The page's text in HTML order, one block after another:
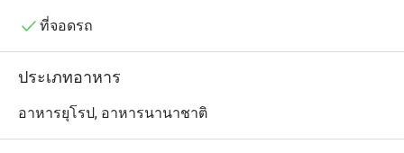
โปร่งสบายพร้อมพื้นทรายทั้งชั้น เมนูอาหารว่างและบาร์บีคิว
นี้จึงตอบสนองทุกความต้องการของผู้ที่มาเที่ยวชายหาดได้
ทำเอง โปเกโบลว์ และอาหารทะเล
ที่จอดรถ
ประเภทอาหาร
อาหารยุโรป, อาหารนานาชาติ